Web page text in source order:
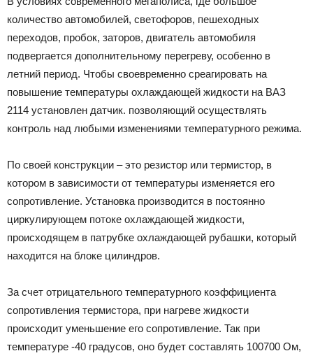
количество автомобилей, светофоров, пешеходных
переходов, пробок, заторов, двигатель автомобиля
подвергается дополнительному перегреву, особенно в
летний период. Чтобы своевременно среагировать на
повышение температуры охлаждающей жидкости на ВАЗ
2114 установлен датчик. позволяющий осуществлять
контроль над любыми изменениями температурного режима.
По своей конструкции – это резистор или термистор, в
котором в зависимости от температуры изменяется его
сопротивление. Установка производится в постоянно
циркулирующем потоке охлаждающей жидкости,
происходящем в патрубке охлаждающей рубашки, который
находится на блоке цилиндров.
За счет отрицательного температурного коэффициента
сопротивления термистора, при нагреве жидкости
происходит уменьшение его сопротивление. Так при
температуре -40 градусов, оно будет составлять 100700 Ом,